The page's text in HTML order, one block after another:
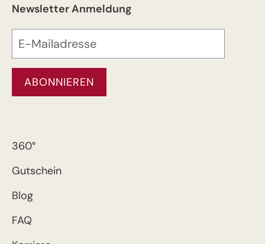
Newsletter Anmeldung
360°
Gutschein
Blog
FAQ